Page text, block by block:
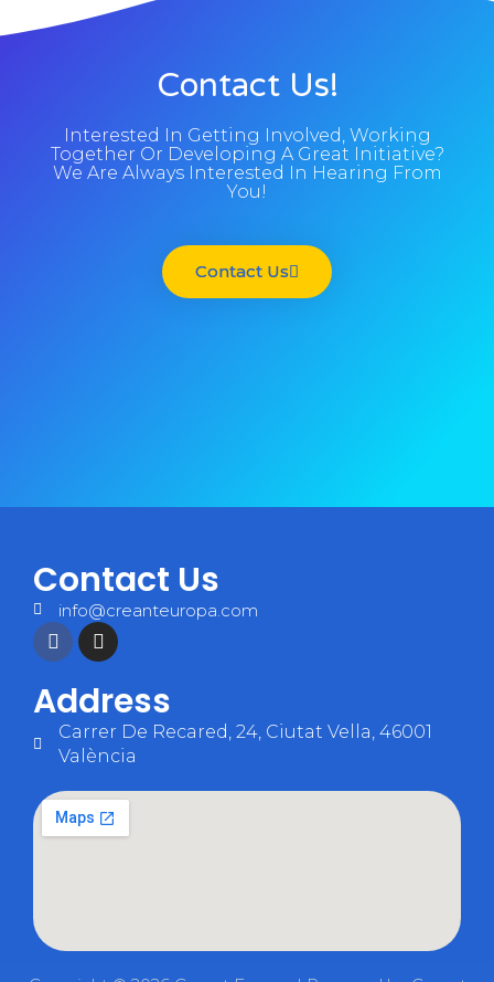
Contact Us!
Interested In Getting Involved, Working
Together Or Developing A Great Initiative?
We Are Always Interested In Hearing From
You!
Contact Us
Contact Us
info@creanteuropa.com
Address
Carrer De Recared, 24, Ciutat Vella, 46001
València